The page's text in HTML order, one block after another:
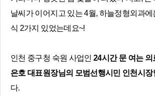
날씨가 이어지고 있는 4월, 하늘정형외과
식 2가지 있었는데요~!
인천 중구청 숙원 사업인 24시간 문 여는
은호 대표원장님의 모범선행시민 인천시장
다.